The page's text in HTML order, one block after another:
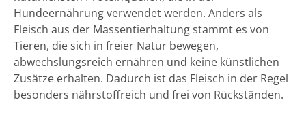
Hundeernährung verwendet werden. Anders als
Fleisch aus der Massentierhaltung stammt es von
Tieren, die sich in freier Natur bewegen,
abwechslungsreich ernähren und keine künstlichen
Zusätze erhalten. Dadurch ist das Fleisch in der Regel
besonders nährstoffreich und frei von Rückständen.